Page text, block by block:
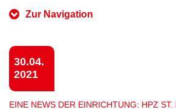
Zur Navigation
30.04.
2021
EINE NEWS DER EINRICHTUNG: HPZ ST.